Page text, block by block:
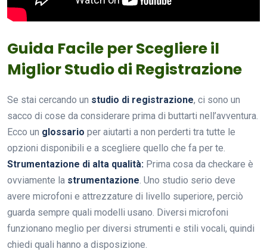
Guida Facile per Scegliere il
Miglior Studio di Registrazione
Se stai cercando un studio di registrazione, ci sono un
sacco di cose da considerare prima di buttarti nell’avventura.
Ecco un glossario per aiutarti a non perderti tra tutte le
opzioni disponibili e a scegliere quello che fa per te.
Strumentazione di alta qualità: Prima cosa da checkare è
ovviamente la strumentazione. Uno studio serio deve
avere microfoni e attrezzature di livello superiore, perciò
guarda sempre quali modelli usano. Diversi microfoni
funzionano meglio per diversi strumenti e stili vocali, quindi
chiedi quali hanno a disposizione.